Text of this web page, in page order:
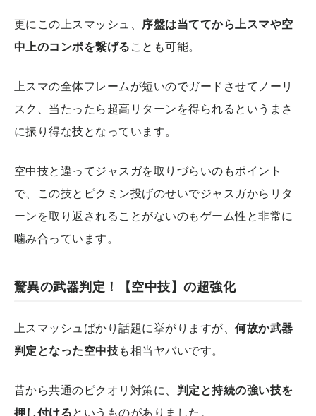
更にこの上スマッシュ、 序盤は当ててから上スマや空
中上のコンボを繋げることも可能。
上スマの全体フレームが短いのでガードさせてノーリ
スク、当たったら超高リターンを得られるというまさ
に振り得な技となっています。
空中技と違ってジャスガを取りづらいのもポイント
で、この技とピクミン投げのせいでジャスガからリタ
ーンを取り返されることがないのもゲーム性と非常に
噛み合っています。
驚異の武器判定！【空中技】の超強化
上スマッシュばかり話題に挙がりますが、何故か武器
判定となった空中技も相当ヤバいです。
昔から共通のピクオリ対策に、 判定と持続の強い技を
押し付けるというものがありました。